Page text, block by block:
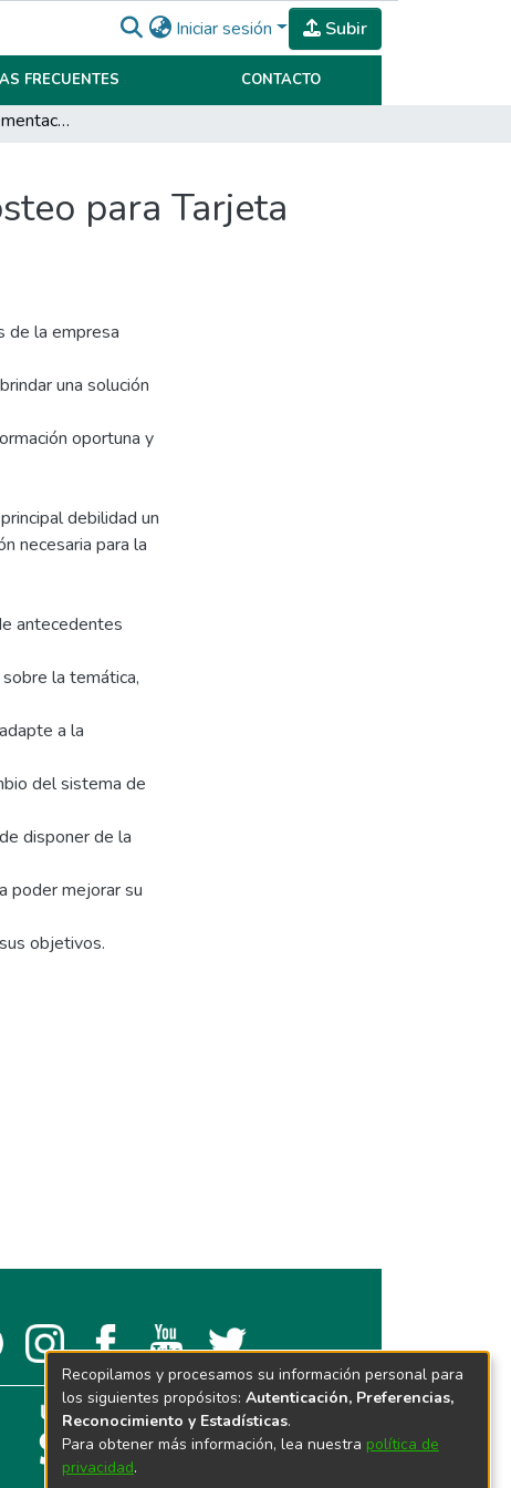
Iniciar sesión Subir
FRECUENTES CONTACTO
Propuesta de implementación de un sistema de costeo para Tarjeta Naranja
para Tarjeta
de la empresa
una solución
oportuna y
debilidad un
necesaria para la
antecedentes
la temática,
a la
del sistema de
disponer de la
poder mejorar su
objetivos.
Recopilamos y procesamos su información personal para
los siguientes propósitos: Autenticación, Preferencias,
Reconocimiento y Estadísticas.
Para obtener más información, lea nuestra política de
privacidad.